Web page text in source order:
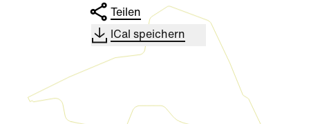
Teilen
ICal speichern